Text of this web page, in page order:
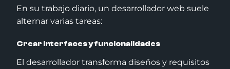
En su trabajo diario, un desarrollador web suele
alternar varias tareas:
Crear interfaces y funcionalidades
El desarrollador transforma diseños y requisitos